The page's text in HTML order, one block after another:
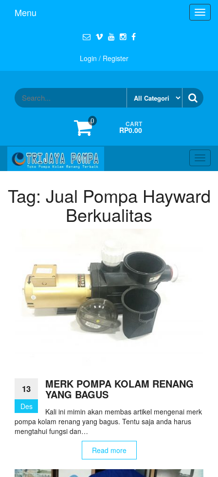
Menu
Login / Register
0 CART
RP0.00
Tag: Jual Pompa Hayward
Berkualitas
13
Des
MERK POMPA KOLAM RENANG
YANG BAGUS
Kali ini mimin akan membas artikel mengenai merk
pompa kolam renang yang bagus. Tentu saja anda harus
mengtahui fungsi dan…
Read more